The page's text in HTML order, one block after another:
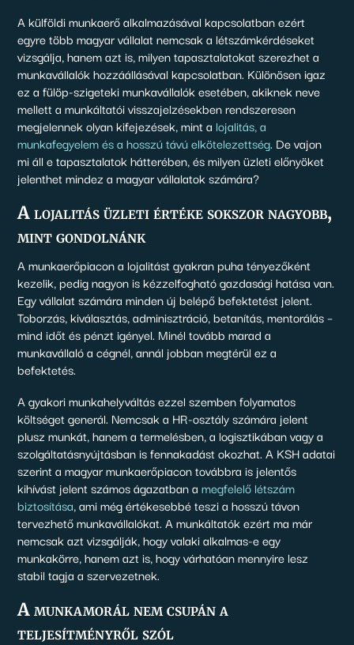
A külföldi munkaerő alkalmazásával kapcsolatban ezért
egyre több magyar vállalat nemcsak a létszámkérdéseket
vizsgálja, hanem azt is, milyen tapasztalatokat szerezhet a
munkavállalók hozzáállásával kapcsolatban. Különösen igaz
ez a fülöp-szigeteki munkavállalók esetében, akiknek neve
mellett a munkáltatói visszajelzésekben rendszeresen
megjelennek olyan kifejezések, mint a lojalitás, a
munkafegyelem és a hosszú távú elkötelezettség. De vajon
mi áll e tapasztalatok hátterében, és milyen üzleti előnyöket
jelenthet mindez a magyar vállalatok számára?
A lojalitás üzleti értéke sokszor nagyobb,
mint gondolnánk
A munkaerőpiacon a lojalitást gyakran puha tényezőként
kezelik, pedig nagyon is kézzelfogható gazdasági hatása van.
Egy vállalat számára minden új belépő befektetést jelent.
Toborzás, kiválasztás, adminisztráció, betanítás, mentorálás –
mind időt és pénzt igényel. Minél tovább marad a
munkavállaló a cégnél, annál jobban megtérül ez a
befektetés.
A gyakori munkahelyváltás ezzel szemben folyamatos
költséget generál. Nemcsak a HR-osztály számára jelent
plusz munkát, hanem a termelésben, a logisztikában vagy a
szolgáltatásnyújtásban is fennakadást okozhat. A KSH adatai
szerint a magyar munkaerőpiacon továbbra is jelentős
kihívást jelent számos ágazatban amegfelelő létszám
biztosítása, ami még értékesebbé teszi a hosszú távon
tervezhető munkavállalókat. A munkáltatók ezért ma már
nemcsak azt vizsgálják, hogy valaki alkalmas-e egy
munkakörre, hanem azt is, hogy várhatóan mennyire lesz
stabil tagja a szervezetnek.
A munkamorál nem csupán a
teljesítményről szól